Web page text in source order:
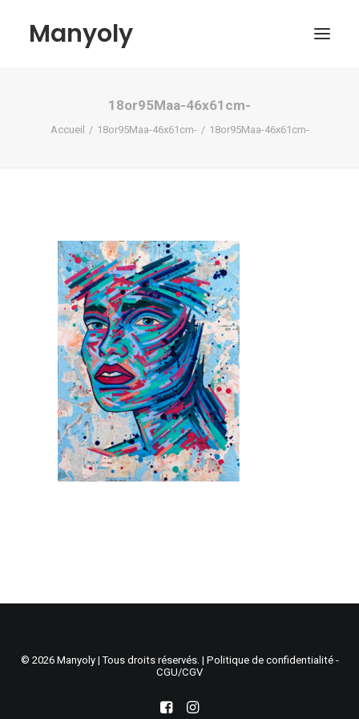
Manyoly
Contact
Mon compte
Recherche
Panier
18or95Maa-46x61cm-
Accueil 18or95Maa-46x61cm- 18or95Maa-46x61cm-
© 2026 Manyoly | Tous droits réservés. | Politique de confidentialité -
CGU/CGV